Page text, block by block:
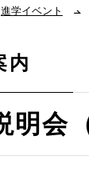
進学イベント
内
明会